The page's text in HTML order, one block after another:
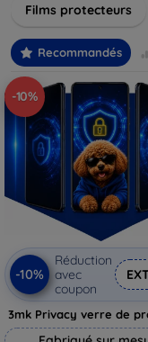
compromis sur la
besoins et assurez-
longtemps.
Films protecteurs
Recommandés
-10%
-10%
Réduction
avec
coupon
3mk Privacy verre de